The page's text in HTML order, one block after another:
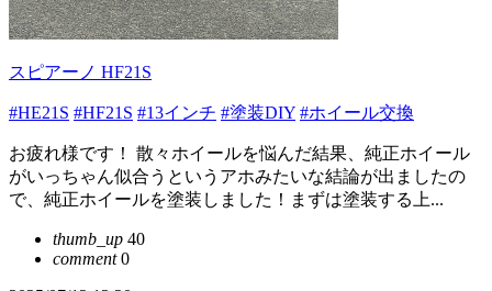
スピアーノ HF21S
#HE21S #HF21S #13インチ #塗装DIY #ホイール交換
お疲れ様です！ 散々ホイールを悩んだ結果、純正ホイール
がいっちゃん似合うというアホみたいな結論が出ましたの
で、純正ホイールを塗装しました！まずは塗装する上...
thumb_up 40
comment0